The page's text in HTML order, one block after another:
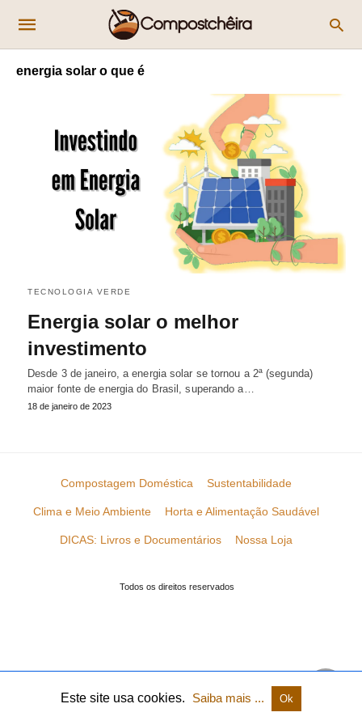
energia solar o que é
TECNOLOGIA VERDE
Energia solar o melhor
investimento
Desde 3 de janeiro, a energia solar se tornou a 2ª (segunda)
maior fonte de energia do Brasil, superando a…
18 de janeiro de 2023
Compostagem Doméstica Sustentabilidade
Clima e Meio Ambiente Horta e Alimentação Saudável
DICAS: Livros e Documentários Nossa Loja
Todos os direitos reservados
Este site usa cookies. Saiba mais ... Ok